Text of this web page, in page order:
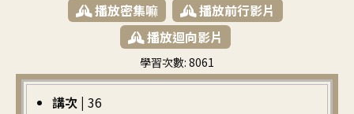
播放密集嘛
播放前行影片
播放迴向影片
學習次數: 8061
繁中
講次 | 36